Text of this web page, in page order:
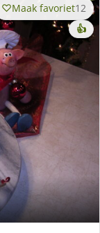
Maak favoriet12
👍